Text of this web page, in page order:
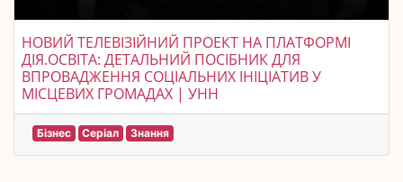
НОВИЙ ТЕЛЕВІЗІЙНИЙ ПРОЕКТ НА ПЛАТФОРМІ
ДІЯ.ОСВІТА: ДЕТАЛЬНИЙ ПОСІБНИК ДЛЯ
ВПРОВАДЖЕННЯ СОЦІАЛЬНИХ ІНІЦІАТИВ У
МІСЦЕВИХ ГРОМАДАХ | УНН
Бізнес Серіал Знання